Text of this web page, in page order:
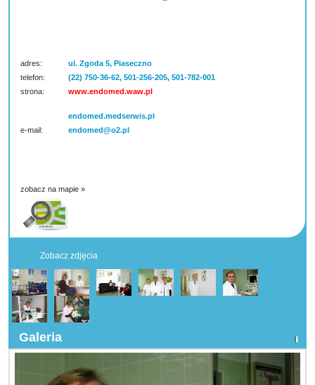
adres:
ul. Zgoda 5, Piaseczno
telefon:
(22) 750-36-62, 501-256-205, 501-782-001
strona:
www.endomed.waw.pl
endomed.medserwis.pl
e-mail:
endomed@o2.pl
zobacz na mapie »
Zobacz zdjęcia
Galeria